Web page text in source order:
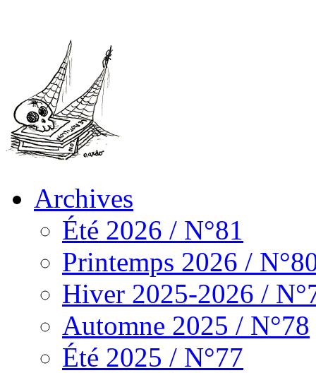
Archives
Été 2026 / N°81
Printemps 2026 /
Hiver 2025-2026 /
Automne 2025 / N°78
Été 2025 / N°77